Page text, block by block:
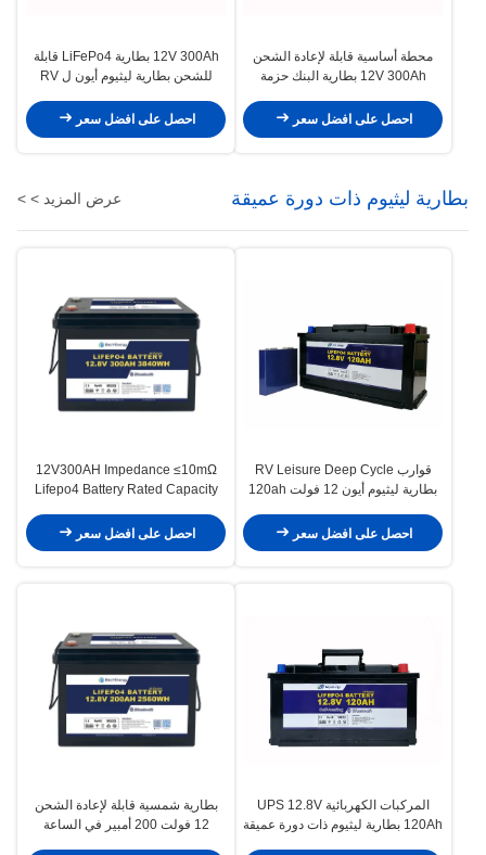
محطة أساسية قابلة لإعادة الشحن
12V 300Ah بطارية البنك حزمة
احصل على افضل سعر
12V 300Ah بطارية LiFePo4 قابلة
للشحن بطارية ليثيوم أيون ل RV
احصل على افضل سعر
بطارية ليثيوم ذات دورة عميقة عرض المزيد > >
قوارب RV Leisure Deep Cycle
بطارية ليثيوم أيون 12 فولت 120ah
احصل على افضل سعر
12V300AH Impedance ≤10mΩ
Lifepo4 Battery Rated Capacity
Storage Solutions
احصل على افضل سعر
المركبات الكهربائية UPS 12.8V
120Ah بطارية ليثيوم ذات دورة عميقة
بطارية شمسية قابلة لإعادة الشحن
12 فولت 200 أمبير في الساعة